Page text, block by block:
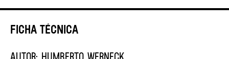
Ficha Técnica
AUTOR: HUMBERTO WERNECK